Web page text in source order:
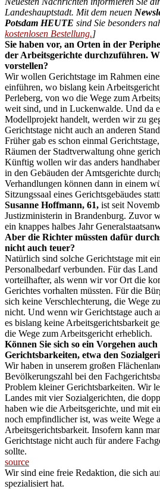
Landeshauptstadt. Mit dem neuen
Potsdam HEUTE sind Sie besonders
kostenlosen Bestellung.]
Sie haben vor, an Orten in der
der Arbeitsgerichte durchzuführen.
vorstellen?
Wir wollen Gerichtstage im Rahmen
einführen, wo bislang kein
Perleberg, von wo die Wege zum
weit sind, und in Luckenwalde. Und da
Modellprojekt handelt, werden wir zu
Gerichtstage nicht auch an anderen
Früher gab es schon einmal
Räumen der Stadtverwaltung ohne
Künftig wollen wir das anders
in den Gebäuden der Amtsgerichte
Verhandlungen können dann in einem
Sitzungssaal eines Gerichtsgebäudes
Susanne Hoffmann, 61, ist seit
Justizministerin in Brandenburg. Zuvor
ein knappes halbes Jahr
Aber die Richter müssten dafür
nicht auch teuer?
Natürlich sind solche Gerichtstage mit
Personalbedarf verbunden. Für das
vorteilhafter, als wenn wir vor Ort die
Gerichtes vorhalten müssten. Für die
sich keine Verschlechterung, die Wege
nicht. Und wenn wir Gerichtstage auch
es bislang keine Arbeitsgerichtsbarkeit
die Wege zum Arbeitsgericht erheblich.
Können Sie sich so ein Vorgehen
Gerichtsbarkeiten, etwa den
Wir haben in unserem großen
Bevölkerungszahl bei den
Problem kleiner Gerichtsbarkeiten. Wir
Landes mit vier Sozialgerichten, die
haben wie die Arbeitsgerichte, und mit
noch empfindlicher ist, was weite Wege
Arbeitsgerichtsbarkeit. Insofern kann
Gerichtstage nicht auch für andere
sollte.
source
Wir sind eine freie Redaktion, die sich
spezialisiert hat.